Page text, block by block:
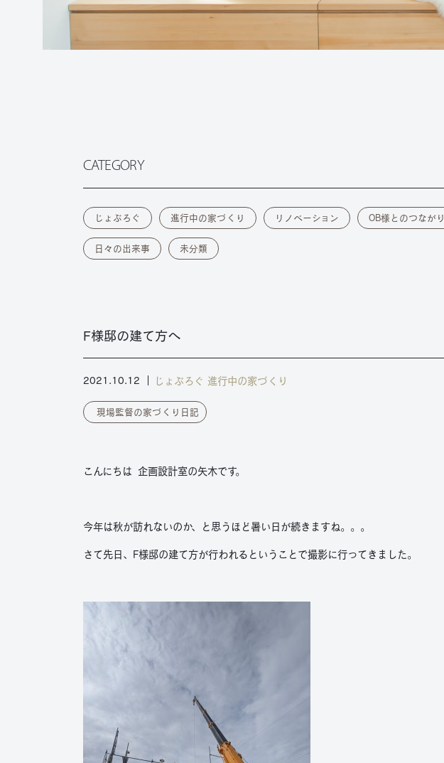
CATEGORY
じょぶろぐ 進行中の家づくり リノベーション OB様とのつながり
日々の出来事 未分類
F様邸の建て方へ
2021.10.12 じょぶろぐ 進行中の家づくり
現場監督の家づくり日記
こんにちは 企画設計室の矢木です。
今年は秋が訪れないのか、と思うほど暑い日が続きますね。。。
さて先日、F様邸の建て方が行われるということで撮影に行ってきました。